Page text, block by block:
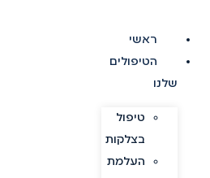
ראשי
הטיפולים
שלנו
טיפול
בצלקות
העלמת